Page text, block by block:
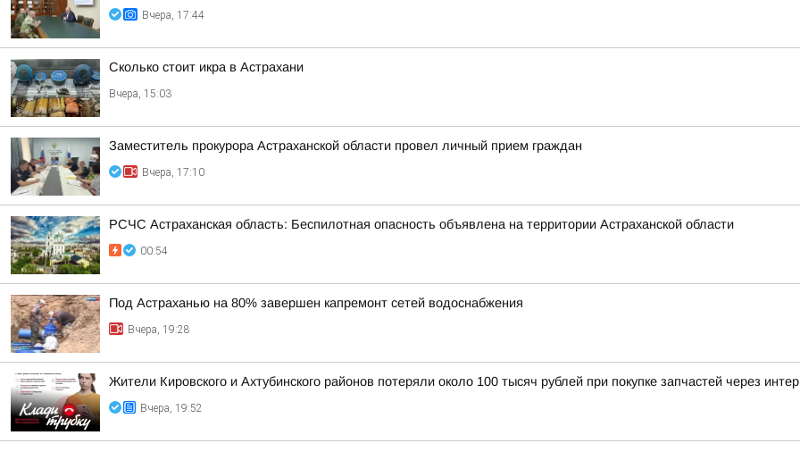
Вчера, 17:44
Сколько стоит икра в Астрахани
Вчера, 15:03
Заместитель прокурора Астраханской области провел личный прием граждан
Вчера, 17:10
РСЧС Астраханская область: Беспилотная опасность объявлена на территории Астраханской области
00:54
Под Астраханью на 80% завершен капремонт сетей водоснабжения
Вчера, 19:28
Жители Кировского и Ахтубинского районов потеряли около 100 тысяч рублей при покупке запчастей через
Вчера, 19:52